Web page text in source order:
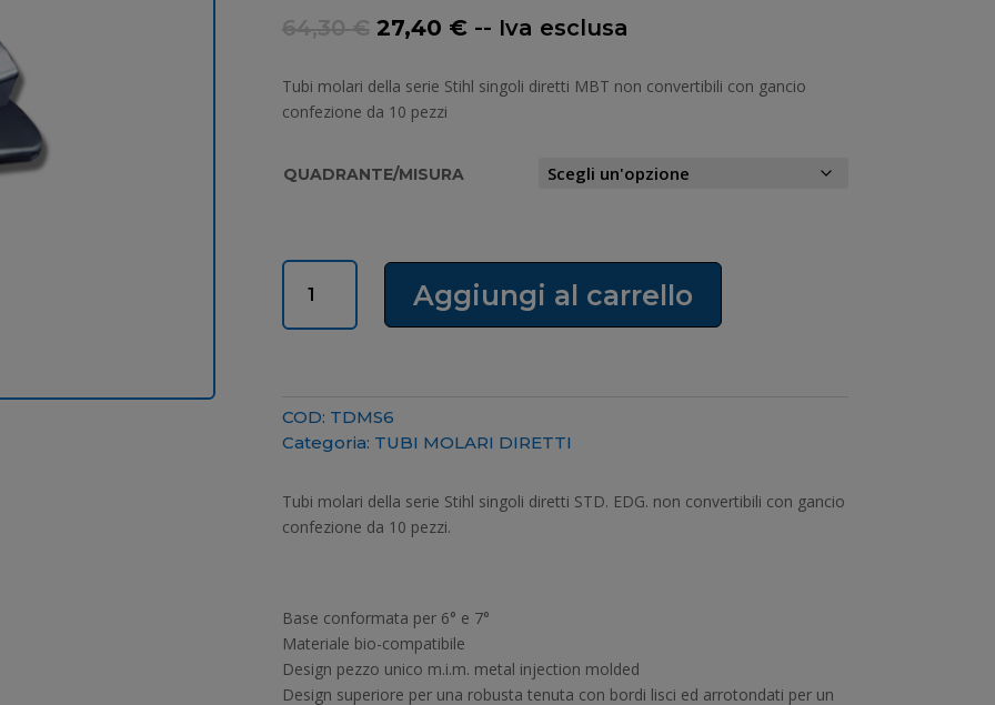
64,30€ Il
originale
era:
64,30 €.
27,40 €Il
attuale
-- Iva esclusa
Tubi molari della serie Stihl singoli diretti MBT non convertibili con gancio
confezione da 10 pezzi
QUADRANTE/MISURA
TUBI
MOLARI
6°
quantità
Aggiungi al carrello
COD: TDMS6
Categoria: TUBI MOLARI DIRETTI
Tubi molari della serie Stihl singoli diretti STD. EDG. non convertibili con gancio
confezione da 10 pezzi.
Base conformata per 6° e 7°
Materiale bio-compatibile
Design pezzo unico m.i.m. metal injection molded
Design superiore per una robusta tenuta con bordi lisci ed arrotondati per un